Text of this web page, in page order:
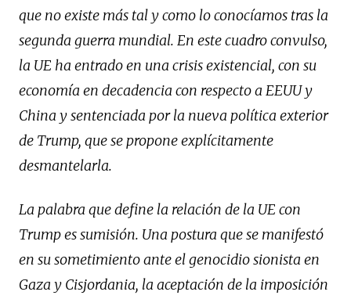
que no existe más tal y como lo conocíamos tras la
segunda guerra mundial. En este cuadro convulso,
la UE ha entrado en una crisis existencial, con su
economía en decadencia con respecto a EEUU y
China y sentenciada por la nueva política exterior
de Trump, que se propone explícitamente
desmantelarla.
La palabra que define la relación de la UE con
Trump es sumisión. Una postura que se manifestó
en su sometimiento ante el genocidio sionista en
Gaza y Cisjordania, la aceptación de la imposición